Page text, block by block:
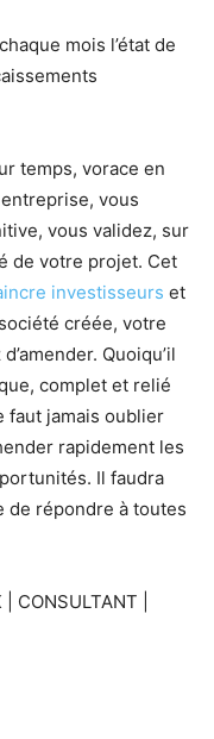
mois l’état de
temps, vorace en
vous
vous validez, sur
de votre projet. Cet
investisseurs et
créée, votre
Quoiqu’il
complet et relié
faut jamais oublier
rapidement les
Il faudra
de répondre à toutes
CONSULTANT |